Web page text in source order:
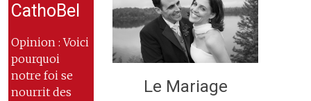
CathoBel
Opinion : Voici
pourquoi
notre foi se
nourrit des
Le Mariage